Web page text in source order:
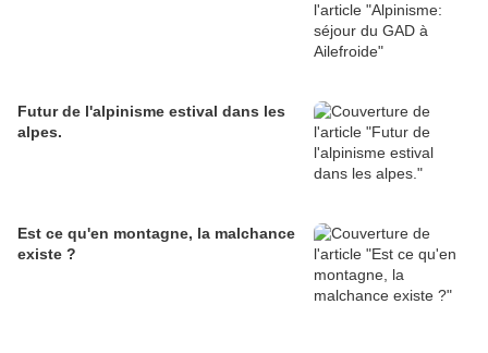
Futur de l'alpinisme estival dans les
alpes.
Est ce qu'en montagne, la malchance
existe ?